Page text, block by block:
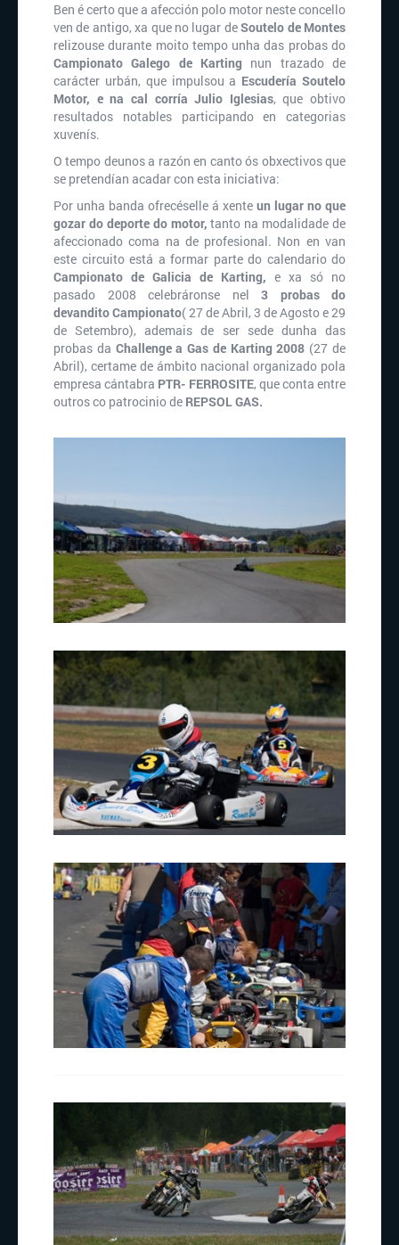
Ben é certo que a afección polo motor neste concello
ven de antigo, xa que no lugar deSoutelo de Montes
relizouse durante moito tempo unha das probas do
Campionato Galego de Karting nun trazado de
carácter urbán, que impulsou a Escudería Soutelo
Motor, e na cal corría Julio Iglesias, que obtivo
resultados notables participando en categorias
xuvenís.
O tempo deunos a razón en canto ós obxectivos que
se pretendían acadar con esta iniciativa:
Por unha banda ofrecéselle á xente un lugar no que
gozar do deporte do motor, tanto na modalidade de
afeccionado coma na de profesional. Non en van
este circuito está a formar parte do calendario do
Campionato de Galicia de Karting, e xa só no
pasado 2008 celebráronse nel 3 probas do
devandito Campionato( 27 de Abril, 3 de Agosto e 29
de Setembro), ademais de ser sede dunha das
probas da Challenge a Gas de Karting 2008 (27 de
Abril), certame de ámbito nacional organizado pola
empresa cántabra PTR- FERROSITE, que conta entre
outros co patrocinio de REPSOL GAS.